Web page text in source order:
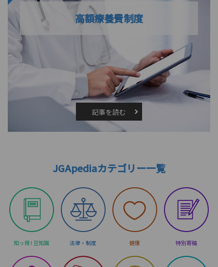
高額療養費制度
記事を読む
JGApediaカテゴリー一覧
知っ得 ! 豆知識 法律・制度 健康 特別寄稿